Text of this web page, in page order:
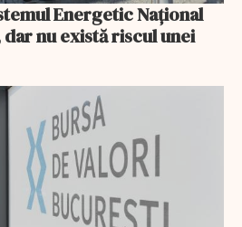
Energetic Național
nu există riscul unei